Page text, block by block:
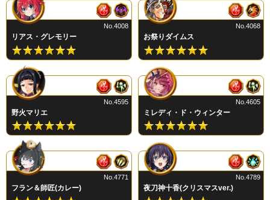
リアス・グレモリー
No.4008
お祭りダイムス
No.4068
野火マリエ
No.4595
ミレディ・ド・ウィンター
No.4605
フラン＆師匠(カレー)
No.4771
夜刀神十香(クリスマスver.)
No.4789